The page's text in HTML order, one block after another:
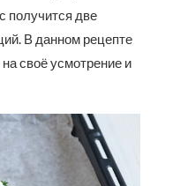
получится две
В данном рецепте
своё усмотрение и